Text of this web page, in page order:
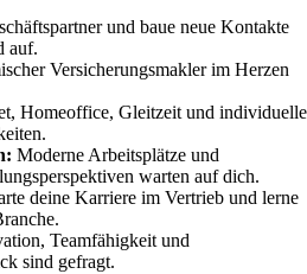
und baue neue Kontakte
auf.
Versicherungsmakler im Herzen
Homeoffice, Gleitzeit und individuelle
Moderne Arbeitsplätze und
warten auf dich.
deine Karriere im Vertrieb und lerne
Teamfähigkeit und
sind gefragt.